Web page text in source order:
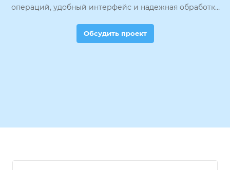
операций, удобный интерфейс и надежная обработка
повысить эффективность работы предприятия.
Обсудить проект